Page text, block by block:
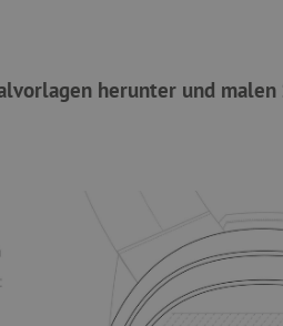
herunter und malen